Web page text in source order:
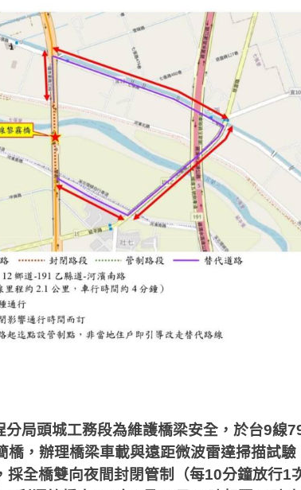
分局頭城工務段為維護橋梁安全，於台9線
橋，辦理橋梁車載與遠距微波雷達掃描試驗
採全橋雙向夜間封閉管制（每10分鐘放行1